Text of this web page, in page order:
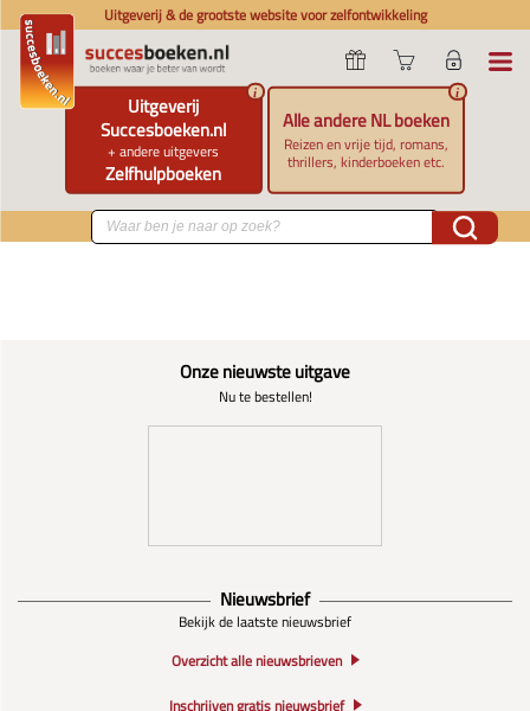
Uitgeverij & de grootste website voor zelfontwikkeling
Uitgeverij
Succesboeken.nl
+ andere uitgevers
Zelfhulpboeken
i
Alle andere NL boeken
Reizen en vrije tijd, romans,
thrillers, kinderboeken etc.
i
Onze nieuwste uitgave
Nu te bestellen!
Nieuwsbrief
Bekijk de laatste nieuwsbrief
Overzicht alle nieuwsbrieven
Inschrijven gratis nieuwsbrief